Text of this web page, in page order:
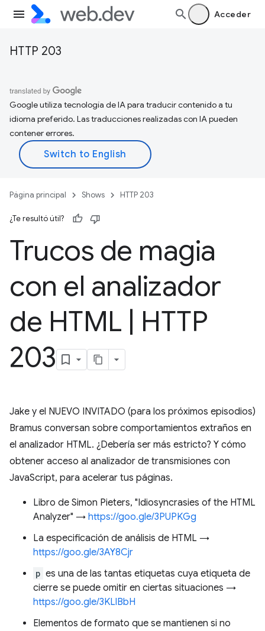
Acceder
HTTP 203
Google utiliza tecnología de IA para traducir contenido a tu
idioma preferido. Las traducciones realizadas con IA pueden
contener errores.
Página principal Shows HTTP 203
¿Te resultó útil?
Trucos de magia
con el analizador
de HTML
HTTP
203
Jake y el NUEVO INVITADO (para los próximos episodios)
Bramus conversan sobre comportamientos extraños en
el analizador HTML. ¿Debería ser más estricto? Y cómo
obtener acceso al analizador de transmisiones con
JavaScript, para acelerar tus páginas.
Libro de Simon Pieters, "Idiosyncrasies of the HTML
Analyzer" → https://goo.gle/3PUPKGg
La especificación de análisis de HTML →
https://goo.gle/3AY8Cjr
p es una de las tantas etiquetas cuya etiqueta de
cierre se puede omitir en ciertas situaciones →
https://goo.gle/3KLlBbH
Elementos de formato que se mantienen si no